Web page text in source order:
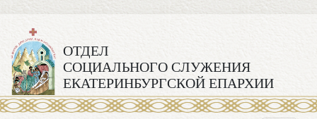
ОТДЕЛ
СОЦИАЛЬНОГО СЛУЖЕНИЯ
ЕКАТЕРИНБУРГСКОЙ ЕПАРХИИ